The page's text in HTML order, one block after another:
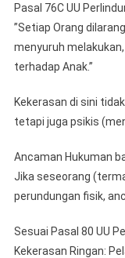
​Pasal 76C UU
​”Setiap Orang
menyuruh
terhadap Anak.”
​Kekerasan di sini
tetapi juga psikis
​Ancaman Hukuman
​Jika seseorang
perundungan fisik,
Sesuai Pasal 80 UU
​Kekerasan Ringan: